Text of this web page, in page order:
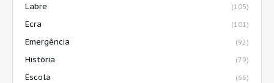
Labre (105)
Ecra (101)
Emergência (92)
História (79)
Escola (66)